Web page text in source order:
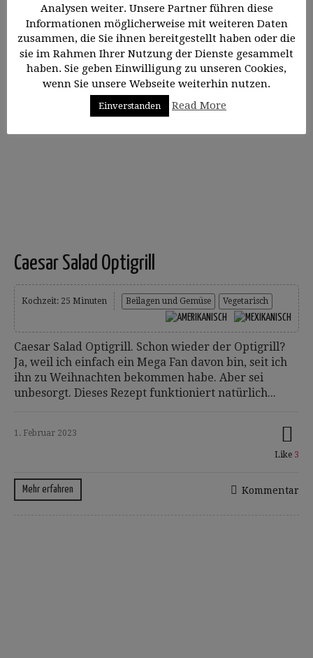
Mehr erfahren Kommentar
Caesar Salad Optigrill
Kochzeit: 25 Minuten Beilagen und Gemüse Vegetarisch
Caesar Salad Optigrill. Schon wieder der Optigrill?
Ja, weil ich einfach ein Mega Fan davon bin, seit ich
ihn zu Weihnachten bekommen habe. Aber sei
unbesorgt. Dieses Rezept funktioniert natürlich...
1. Februar 2023
Like 3
Mehr erfahren Kommentar
Analysen weiter. Unsere Partner führen diese
Informationen möglicherweise mit weiteren Daten
zusammen, die Sie ihnen bereitgestellt haben oder die
sie im Rahmen Ihrer Nutzung der Dienste gesammelt
haben. Sie geben Einwilligung zu unseren Cookies,
wenn Sie unsere Webseite weiterhin nutzen.
Einverstanden Read More